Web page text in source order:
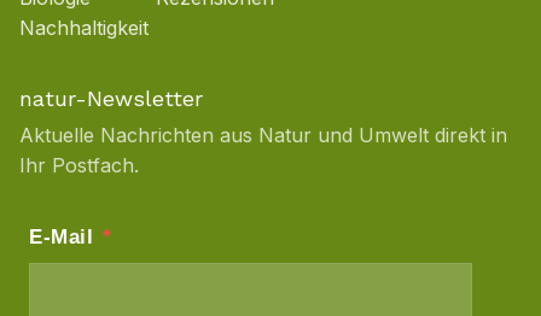
Nachhaltigkeit
natur-Newsletter
Aktuelle Nachrichten aus Natur und Umwelt direkt in
Ihr Postfach.